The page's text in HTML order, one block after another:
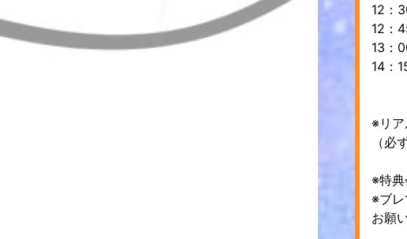
12：
12
13：
14：
※リア
（必
※特典
※ブレ
お願